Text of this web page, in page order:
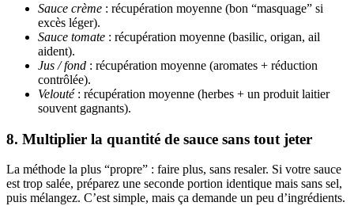
Sauce crème : récupération moyenne (bon “masquage” si
excès léger).
Sauce tomate : récupération moyenne (basilic, origan, ail
aident).
Jus / fond : récupération moyenne (aromates + réduction
contrôlée).
Velouté: récupération moyenne (herbes + un produit laitier
souvent gagnants).
8. Multiplier la quantité de sauce sans tout jeter
La méthode la plus “propre” : faire plus, sans resaler. Si votre sauce
est trop salée, préparez une seconde portion identique mais sans sel,
puis mélangez. C’est simple, mais ça demande un peu d’ingrédients.